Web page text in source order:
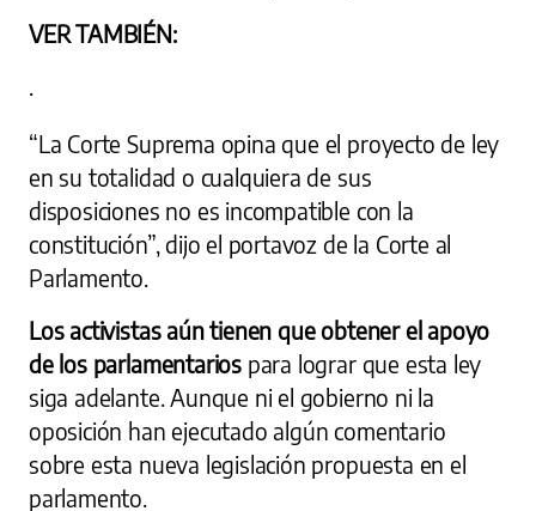
VER TAMBIÉN:
.
“La Corte Suprema opina que el proyecto de ley
en su totalidad o cualquiera de sus
disposiciones no es incompatible con la
constitución”, dijo el portavoz de la Corte al
Parlamento.
Los activistas aún tienen que obtener el apoyo
de los parlamentarios para lograr que esta ley
siga adelante. Aunque ni el gobierno ni la
oposición han ejecutado algún comentario
sobre esta nueva legislación propuesta en el
parlamento.